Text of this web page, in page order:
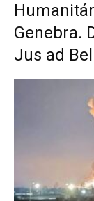
Genebra.
Jus ad